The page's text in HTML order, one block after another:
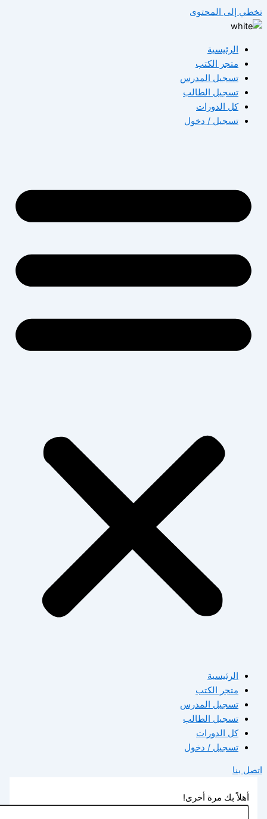
تخطي إلى المحتوى
الرئيسية
متجر الكتب
تسجيل المدرس
تسجيل الطالب
كل الدورات
تسجيل / دخول
الرئيسية
متجر الكتب
تسجيل المدرس
تسجيل الطالب
كل الدورات
تسجيل / دخول
اتصل بنا
أهلاً بك مرة أخرى!